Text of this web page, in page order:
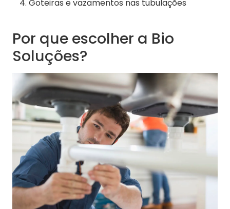
Goteiras e vazamentos nas tubulações
Por que escolher a Bio
Soluções?